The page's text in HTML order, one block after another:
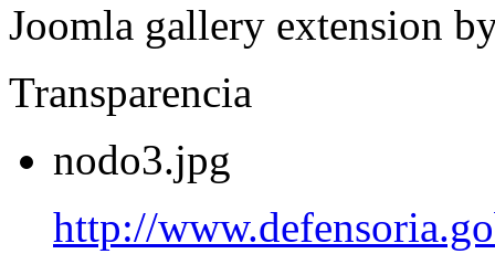
Joomla gallery extension
Transparencia
nodo3.jpg
http://